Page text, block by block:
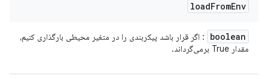
loadFromEnv
boolean
: اگر قرار باشد پیکربندی را در متغیر محیطی بارگذاری کنیم،
مقدار True برمی‌گرداند.